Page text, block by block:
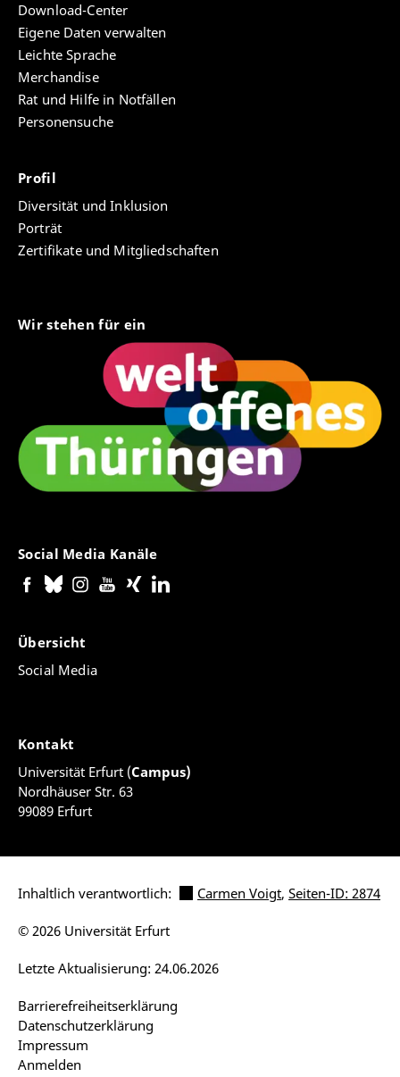
Download-Center
Eigene Daten verwalten
Leichte Sprache
Merchandise
Rat und Hilfe in Notfällen
Personensuche
Profil
Diversität und Inklusion
Porträt
Zertifikate und Mitgliedschaften
Wir stehen für ein
Social Media Kanäle
Übersicht
Social Media
Kontakt
Universität Erfurt (Campus)
Nordhäuser Str. 63
99089 Erfurt
Inhaltlich verantwortlich: Carmen Voigt, Seiten-ID: 2874
Barrierefreiheitserklärung
Datenschutzerklärung
Impressum
Anmelden
Letzte Aktualisierung: 24.06.2026
© 2026 Universität Erfurt